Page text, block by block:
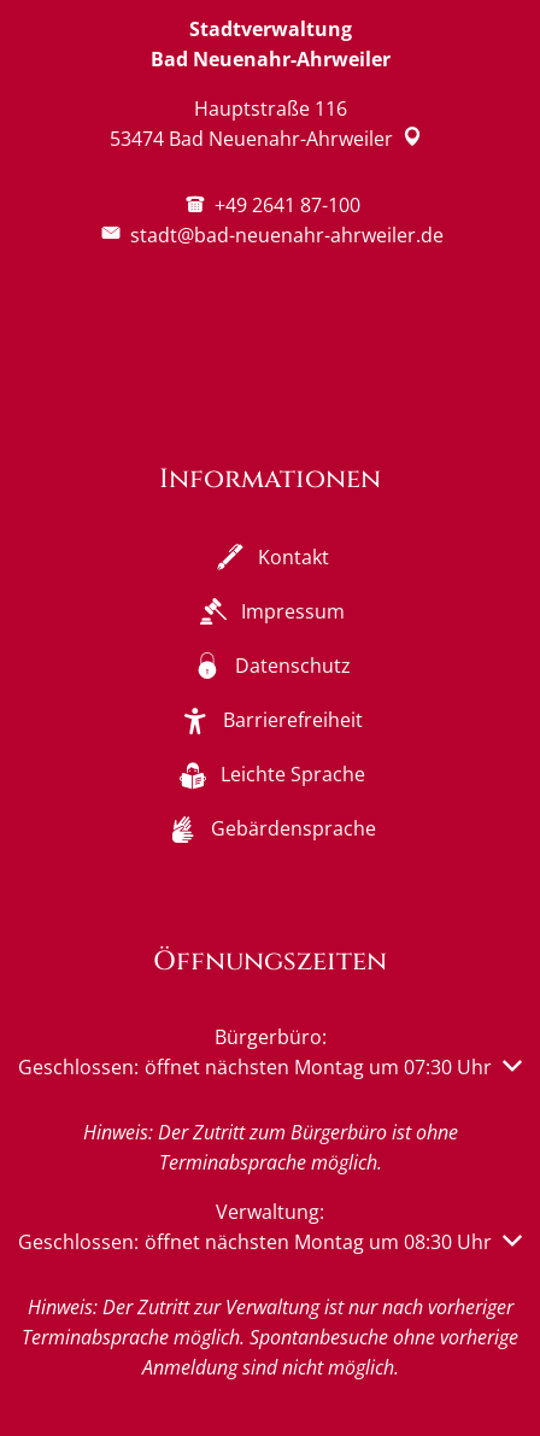
Stadtverwaltung
Bad Neuenahr-Ahrweiler
Hauptstraße 116
53474 Bad Neuenahr-Ahrweiler
+49 2641 87-100
stadt@bad-neuenahr-ahrweiler.de
Informationen
Kontakt
Impressum
Datenschutz
Barrierefreiheit
Leichte Sprache
Gebärdensprache
Öffnungszeiten
Bürgerbüro:
Klicken, um weitere Öffnungs- oder Schließzeiten
Geschlossen: öffnet nächsten Montag um 07:30 Uhr
Hinweis: Der Zutritt zum Bürgerbüro ist ohne
Terminabsprache möglich.
Verwaltung:
Klicken, um weitere Öffnungs- oder Schließzeiten
Geschlossen: öffnet nächsten Montag um 08:30 Uhr
Hinweis: Der Zutritt zur Verwaltung ist nur nach vorheriger
Terminabsprache möglich. Spontanbesuche ohne vorherige
Anmeldung sind nicht möglich.